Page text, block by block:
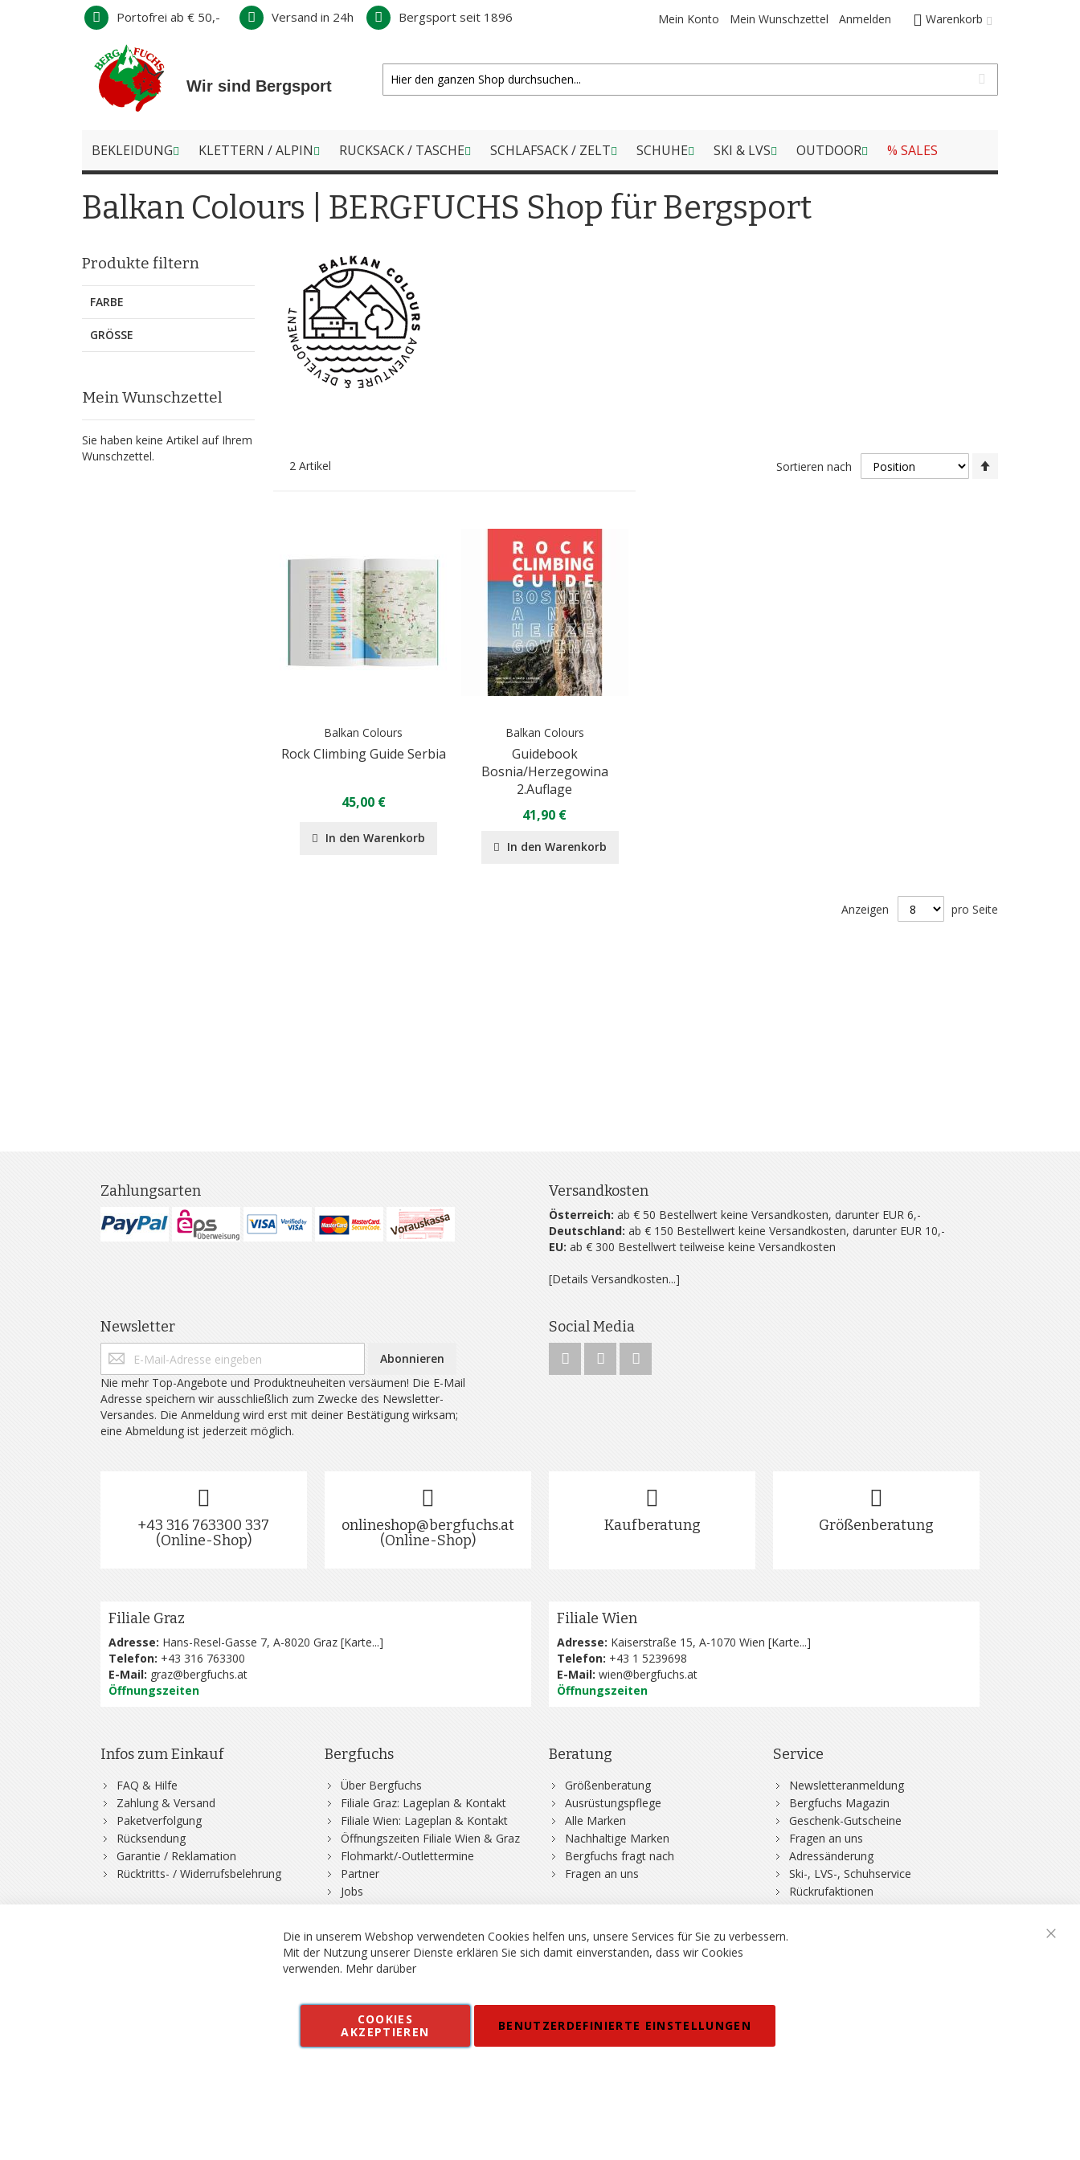
Direkt
Inhalt
Warenkorb
Mein Konto Mein Wunschzettel Anmelden
Portofrei ab € 50,- Versand in 24h Bergsport seit 1896
Wir sind Bergsport
BEKLEIDUNG KLETTERN / ALPIN RUCKSACK / TASCHE SCHLAFSACK / ZELT SCHUHE SKI & LVS OUTDOOR % SALES
Balkan Colours | BERGFUCHS Shop für Bergsport
2Artikel Sortieren nach
Balkan Colours
Rock Climbing Guide Serbia
45,00 €
In den Warenkorb
Balkan Colours
Guidebook
Bosnia/Herzegowina
2.Auflage
41,90 €
In den Warenkorb
Anzeigen pro Seite
Produkte filtern
FARBE
GRÖSSE
Mein Wunschzettel
Sie haben keine Artikel auf Ihrem
Wunschzettel.
Zahlungsarten Versandkosten
Österreich: ab € 50 Bestellwert keine Versandkosten, darunter EUR 6,-
Deutschland: ab € 150 Bestellwert keine Versandkosten, darunter EUR 10,-
EU: ab € 300 Bestellwert teilweise keine Versandkosten
[Details Versandkosten...]
Newsletter
Abonnieren
Nie mehr Top-Angebote und Produktneuheiten versäumen! Die E-Mail
Adresse speichern wir ausschließlich zum Zwecke des Newsletter-
Versandes. Die Anmeldung wird erst mit deiner Bestätigung wirksam;
eine Abmeldung ist jederzeit möglich.
Social Media
+43 316 763300 337
(Online-Shop)
onlineshop@bergfuchs.at
(Online-Shop)
Kaufberatung Größenberatung
Filiale Graz
Adresse: Hans-Resel-Gasse 7, A-8020 Graz [Karte...]
Telefon: +43 316 763300
E-Mail: graz@bergfuchs.at
Öffnungszeiten
Filiale Wien
Adresse: Kaiserstraße 15, A-1070 Wien [Karte...]
Telefon: +43 1 5239698
E-Mail: wien@bergfuchs.at
Öffnungszeiten
Infos zum Einkauf
FAQ & Hilfe
Zahlung & Versand
Paketverfolgung
Rücksendung
Garantie / Reklamation
Rücktritts- / Widerrufsbelehrung
Bergfuchs
Über Bergfuchs
Filiale Graz: Lageplan & Kontakt
Filiale Wien: Lageplan & Kontakt
Öffnungszeiten Filiale Wien & Graz
Flohmarkt/-Outlettermine
Partner
Jobs
Beratung
Größenberatung
Ausrüstungspflege
Alle Marken
Nachhaltige Marken
Bergfuchs fragt nach
Fragen an uns
Service
Newsletteranmeldung
Bergfuchs Magazin
Geschenk-Gutscheine
Fragen an uns
Adressänderung
Ski-, LVS-, Schuhservice
Rückrufaktionen
DSV-Skiversicherung
Vertrag widerrufen Kontakt AGB Datenschutz
Barrierefreiheitserklärung
Alle Preise inkl. MWSt. in EUR, Angebot solange Vorrat reicht. Fehler, Irrtümer und Preisänderungen vorbehalten.
Die in unserem Webshop verwendeten Cookies helfen uns, unsere Services für Sie zu verbessern.
Mit der Nutzung unserer Dienste erklären Sie sich damit einverstanden, dass wir Cookies
verwenden. Mehr darüber
COOKIES
AKZEPTIEREN
BENUTZERDEFINIERTE EINSTELLUNGEN